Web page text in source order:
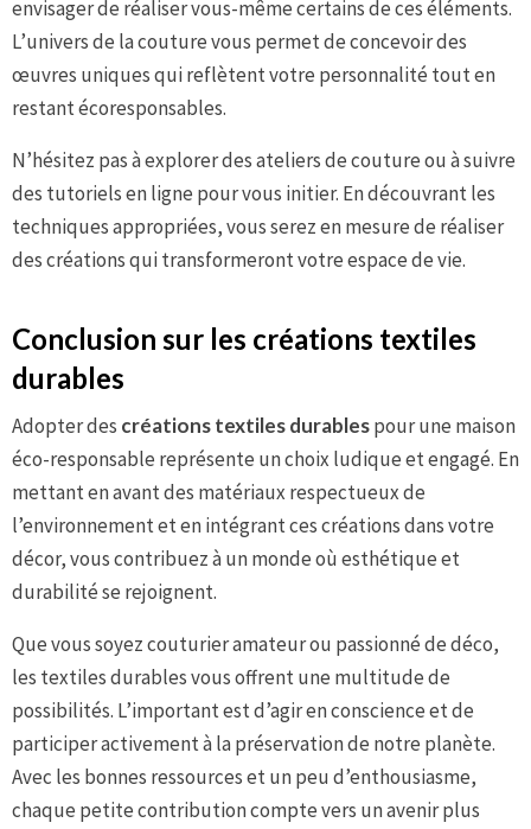
envisager de réaliser vous-même certains de ces éléments.
L’univers de la couture vous permet de concevoir des
œuvres uniques qui reflètent votre personnalité tout en
restant écoresponsables.
N’hésitez pas à explorer des ateliers de couture ou à suivre
des tutoriels en ligne pour vous initier. En découvrant les
techniques appropriées, vous serez en mesure de réaliser
des créations qui transformeront votre espace de vie.
Conclusion sur les créations textiles
durables
Adopter des créations textiles durablespour une maison
éco-responsable représente un choix ludique et engagé. En
mettant en avant des matériaux respectueux de
l’environnement et en intégrant ces créations dans votre
décor, vous contribuez à un monde où esthétique et
durabilité se rejoignent.
Que vous soyez couturier amateur ou passionné de déco,
les textiles durables vous offrent une multitude de
possibilités. L’important est d’agir en conscience et de
participer activement à la préservation de notre planète.
Avec les bonnes ressources et un peu d’enthousiasme,
chaque petite contribution compte vers un avenir plus